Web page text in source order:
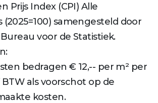
Prijs Index (CPI) Alle
(2025=100) samengesteld door
voor de Statistiek.
bedragen € 12,-- per m² per
als voorschot op de
kosten.